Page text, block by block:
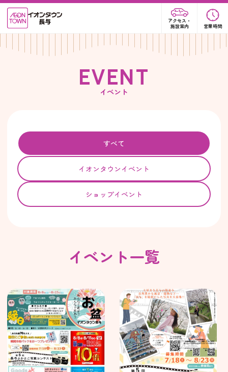
アクセス・
施設案内
営業時間
EVENT
イベント
すべて
イオンタウンイベント
ショップイベント
イベント一覧